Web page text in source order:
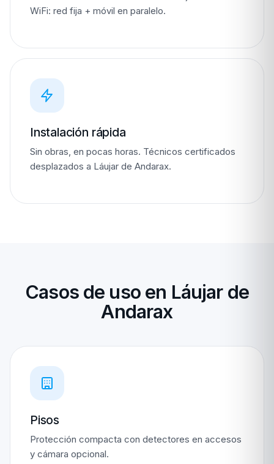
WiFi: red fija + móvil en paralelo.
Instalación rápida
Sin obras, en pocas horas. Técnicos certificados
desplazados a Láujar de Andarax.
Casos de uso en Láujar de
Andarax
Pisos
Protección compacta con detectores en accesos
y cámara opcional.